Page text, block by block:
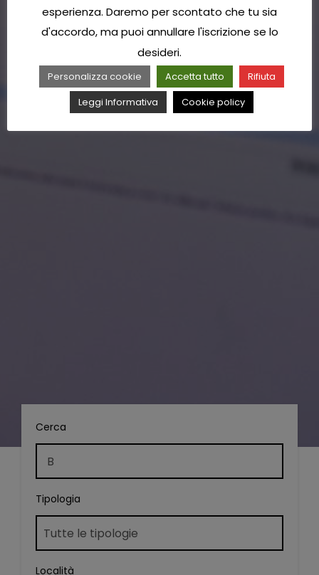
Cerca
Tipologia
Località
esperienza. Daremo per scontato che tu sia
d'accordo, ma puoi annullare l'iscrizione se lo
desideri.
Personalizza cookie Accetta tutto
Rifiuta
Leggi Informativa
Cookie policy